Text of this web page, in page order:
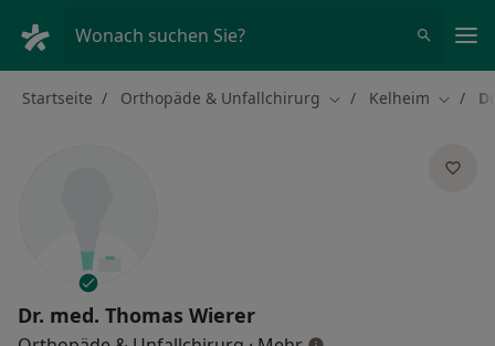
Wonach suchen Sie?
Startseite Orthopäde & Unfallchirurg Stadt ändern
Kelheim Stadt
Dr. med. Thomas Wierer